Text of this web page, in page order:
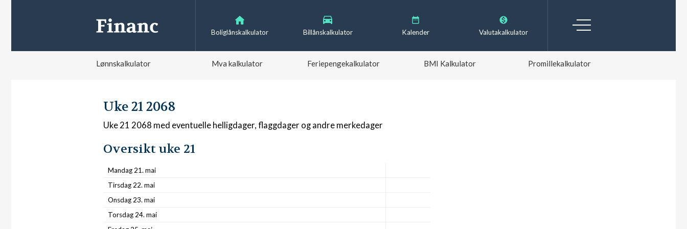
Boliglånskalkulator Billånskalkulator Kalender Valutakalkulator
Lønnskalkulator Mva kalkulator Feriepengekalkulator BMI Kalkulator Promillekalkulator
Uke 21 2068
Uke 21 2068 med eventuelle helligdager, flaggdager og andre merkedager
Oversikt uke 21
Mandag 21. mai
Tirsdag 22. mai
Onsdag 23. mai
Torsdag 24. mai